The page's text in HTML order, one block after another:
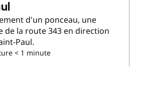
d'un ponceau, une
de la route 343 en direction
Paul.
< 1 minute